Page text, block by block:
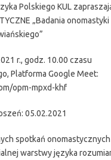
Polskiego KUL
„Badania
r., godz. 10.00 czasu
Platforma Google Meet:
opm-mpxd-khf
05.02.2021
spotkań
warstwy języka